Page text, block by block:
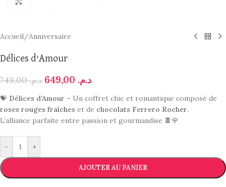
Accueil/Anniversaire
Délices d’Amour
د.م.749,00 د.م.
💝 Délices d’Amour – Un coffret chic et romantique composé de
roses rouges fraîches et de chocolats Ferrero Rocher.
L’alliance parfaite entre passion et gourmandise 🍫🌹
- +
AJOUTER AU PANIER